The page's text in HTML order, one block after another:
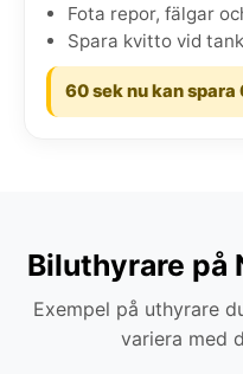
Fota repor, fälgar
Spara kvitto vid
60 sek nu kan
Biluthyrare på
Exempel på uthyrare
variera med